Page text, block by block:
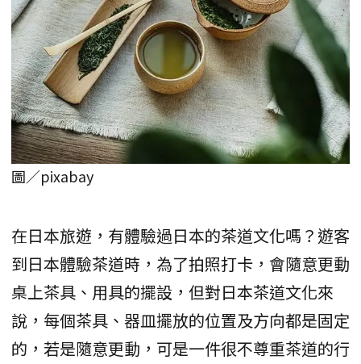
圖／pixabay
在日本旅遊，有體驗過日本的茶道文化嗎？遊客
到日本體驗茶道時，為了拍照打卡，會隨意更動
桌上茶具、用具的擺設，但對日本茶道文化來
說，每個茶具、器皿擺放的位置及方向都是固定
的，若是隨意更動，可是一件很不尊重茶道的行